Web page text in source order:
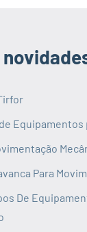
Para
De